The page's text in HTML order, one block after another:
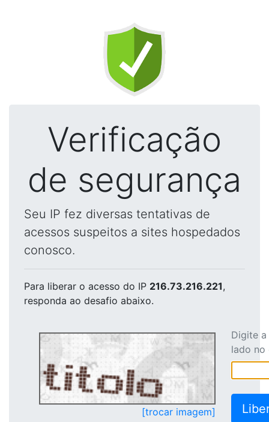
Verificação
de segurança
Seu IP fez diversas tentativas de
acessos suspeitos a sites hospedados
conosco.
Para liberar o acesso do IP 216.73.216.221,
responda ao desafio abaixo.
[trocar imagem]
Digite
lado no